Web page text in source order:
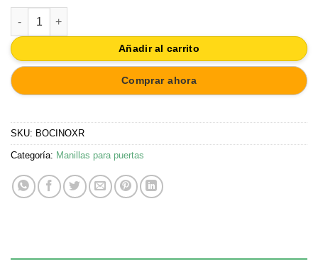
BOCALLAVE REDONDA 52MM ACERO INOX cantidad
Añadir al carrito
Comprar ahora
SKU: BOCINOXR
Categoría: Manillas para puertas